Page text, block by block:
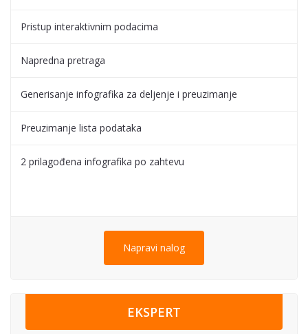
Pristup interaktivnim podacima
Napredna pretraga
Generisanje infografika za deljenje i preuzimanje
Preuzimanje lista podataka
2 prilagođena infografika po zahtevu
Napravi nalog
EKSPERT